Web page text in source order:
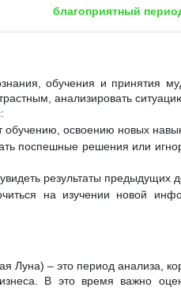
благоприятный
обучения и принятия
анализировать
обучению, освоению новых
поспешные решения или
результаты предыдущих
на изучении новой
– это период анализа,
В это время важно